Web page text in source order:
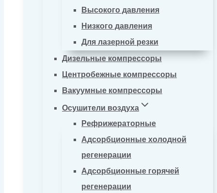
Высокого давления
Низкого давления
Для лазерной резки
Дизельные компрессоры
Центробежные компрессоры
Вакуумные компрессоры
Осушители воздуха
Рефрижераторные
Адсорбционные холодной
регенерации
Адсорбционные горячей
регенерации